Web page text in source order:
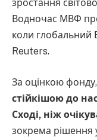
зростання
Водночас МВФ
коли глобальний
Reuters.
За оцінкою фонду,
стійкішою до
Сході, ніж
зокрема рішення